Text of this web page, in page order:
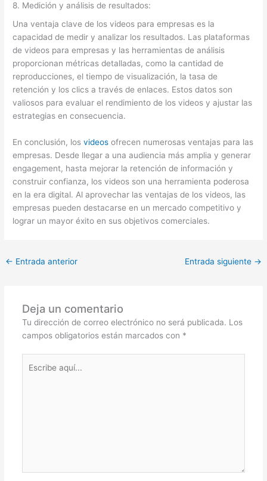
8. Medición y análisis de resultados:
Una ventaja clave de los videos para empresas es la
capacidad de medir y analizar los resultados. Las plataformas
de videos para empresas y las herramientas de análisis
proporcionan métricas detalladas, como la cantidad de
reproducciones, el tiempo de visualización, la tasa de
retención y los clics a través de enlaces. Estos datos son
valiosos para evaluar el rendimiento de los videos y ajustar las
estrategias en consecuencia.
En conclusión, losvideos ofrecen numerosas ventajas para las
empresas. Desde llegar a una audiencia más amplia y generar
engagement, hasta mejorar la retención de información y
construir confianza, los videos son una herramienta poderosa
en la era digital. Al aprovechar las ventajas de los videos, las
empresas pueden destacarse en un mercado competitivo y
lograr un mayor éxito en sus objetivos comerciales.
← Entrada anterior Entrada siguiente →
Deja un comentario
Tu dirección de correo electrónico no será publicada. Los
campos obligatorios están marcados con *
aquí...